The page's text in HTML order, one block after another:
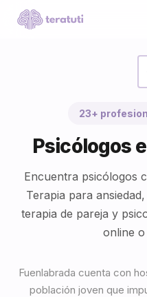
23+
Psicólogos
Encuentra psicólogos
Terapia para
terapia de pareja y
online o
Fuenlabrada cuenta con
población joven que